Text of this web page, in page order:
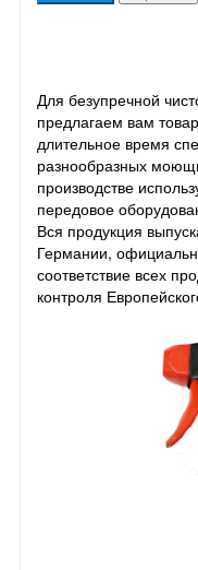
Для безупречной
предлагаем вам
длительное время
разнообразных
производстве
передовое
Вся продукция
Германии,
соответствие всех
контроля